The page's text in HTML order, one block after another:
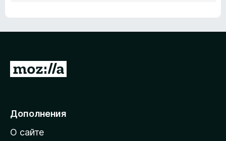
П
е
й
т
Дополнения
О сайте